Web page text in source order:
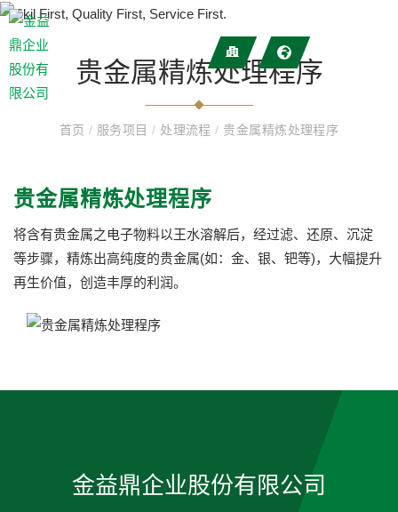
贵金属精炼处理程序
首页/ 服务项目/ 处理流程/ 贵金属精炼处理程序
贵金属精炼处理程序
将含有贵金属之电子物料以王水溶解后，经过滤、还原、沉淀
等步骤，精炼出高纯度的贵金属(如：金、银、钯等)，大幅提升
再生价值，创造丰厚的利润。
金益鼎企业股份有限公司